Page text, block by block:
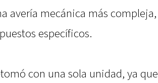
avería mecánica más compleja,
específicos.
con una sola unidad, ya que